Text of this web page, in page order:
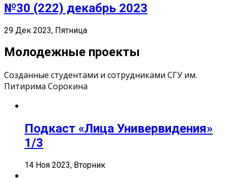
№30 (222) декабрь 2023
29 Дек 2023, Пятница
Молодежные проекты
Созданные студентами и сотрудниками СГУ им.
Питирима Сорокина
Подкаст «Лица Универвидения»
1/3
14 Ноя 2023, Вторник